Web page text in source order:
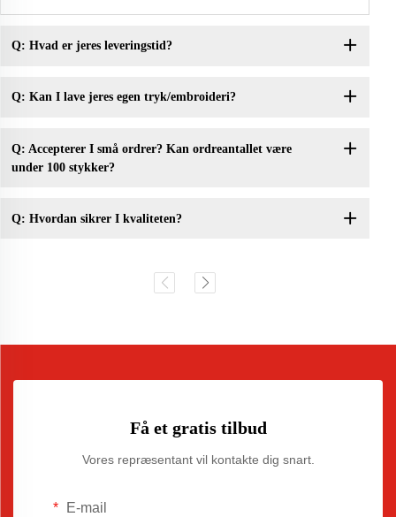
Q: Hvad er jeres leveringstid?
Q: Kan I lave jeres egen tryk/embroideri?
Q: Accepterer I små ordrer? Kan ordreantallet være
under 100 stykker?
Q: Hvordan sikrer I kvaliteten?
Få et gratis tilbud
Vores repræsentant vil kontakte dig snart.
E-mail